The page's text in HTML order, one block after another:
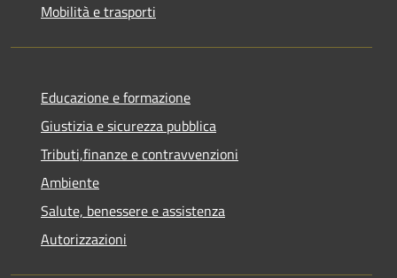
Mobilità e trasporti
Educazione e formazione
Giustizia e sicurezza pubblica
Tributi,finanze e contravvenzioni
Ambiente
Salute, benessere e assistenza
Autorizzazioni